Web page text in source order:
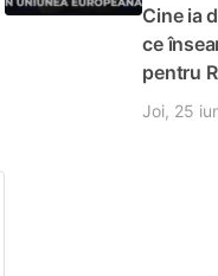
Cine ia
ce
pentru
Joi, 25